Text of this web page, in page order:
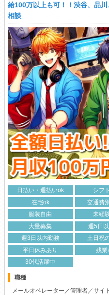
給100万以上も可！！渋谷、品
相談
日払い・週払いok シフ
在宅ok
交通費
服装自由
未経
大量募集
週5日
週3日以内勤務
土日祝
平日休みあり
残業
30代活躍中
職種
メールオペレーター／管理者／サイ